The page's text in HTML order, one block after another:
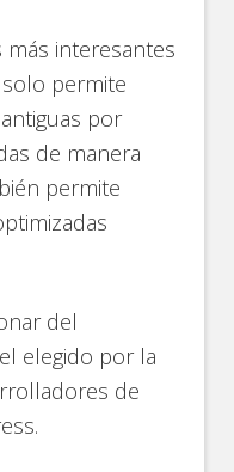
más interesantes
permite
por
de manera
permite
del
elegido por la
de